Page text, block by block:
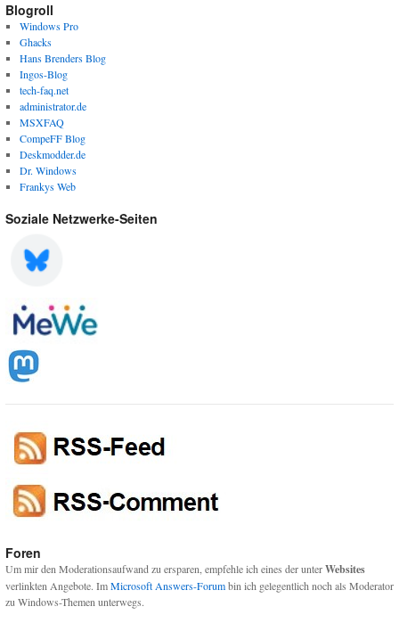
Blogroll
Windows Pro
Ghacks
Hans Brenders Blog
Ingos-Blog
tech-faq.net
administrator.de
MSXFAQ
CompeFF Blog
Deskmodder.de
Dr. Windows
Frankys Web
Soziale Netzwerke-Seiten
Foren
Um mir den Moderationsaufwand zu ersparen, empfehle ich eines der unterWebsites
verlinkten Angebote. ImMicrosoft Answers-Forumbin ich gelegentlich noch als Moderator
zu Windows-Themen unterwegs.